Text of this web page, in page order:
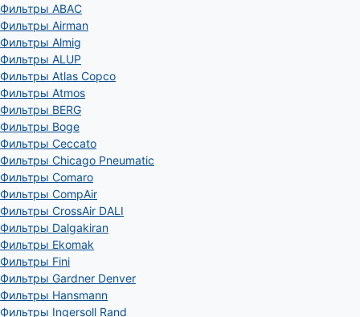
Фильтры ABAC
Фильтры Airman
Фильтры Almig
Фильтры ALUP
Фильтры Atlas Copco
Фильтры Atmos
Фильтры BERG
Фильтры Boge
Фильтры Ceccato
Фильтры Chicago Pneumatic
Фильтры Comaro
Фильтры CompAir
Фильтры CrossAir DALI
Фильтры Dalgakiran
Фильтры Ekomak
Фильтры Fini
Фильтры Gardner Denver
Фильтры Hansmann
Фильтры Ingersoll Rand